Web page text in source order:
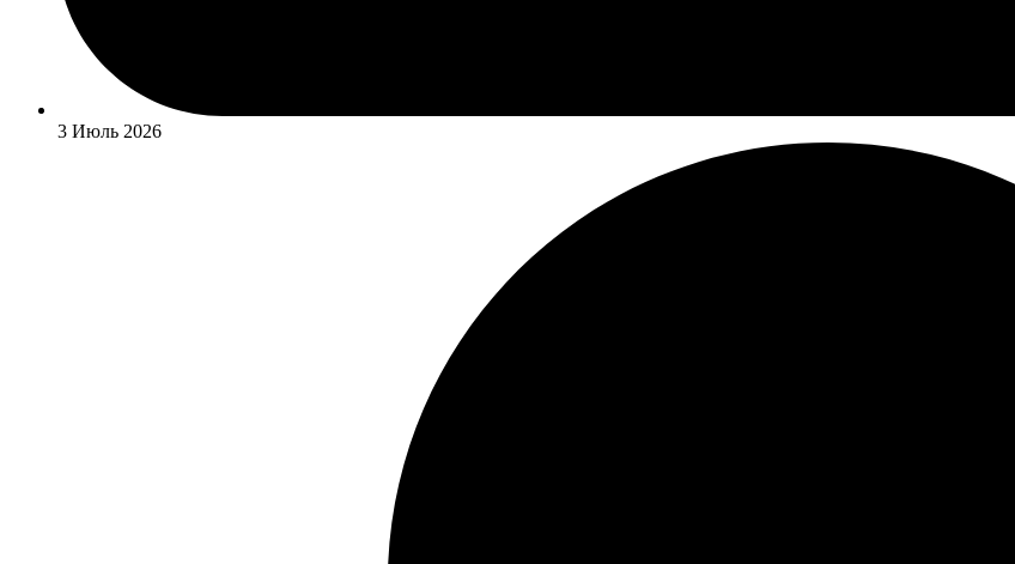
3 Июль 2026